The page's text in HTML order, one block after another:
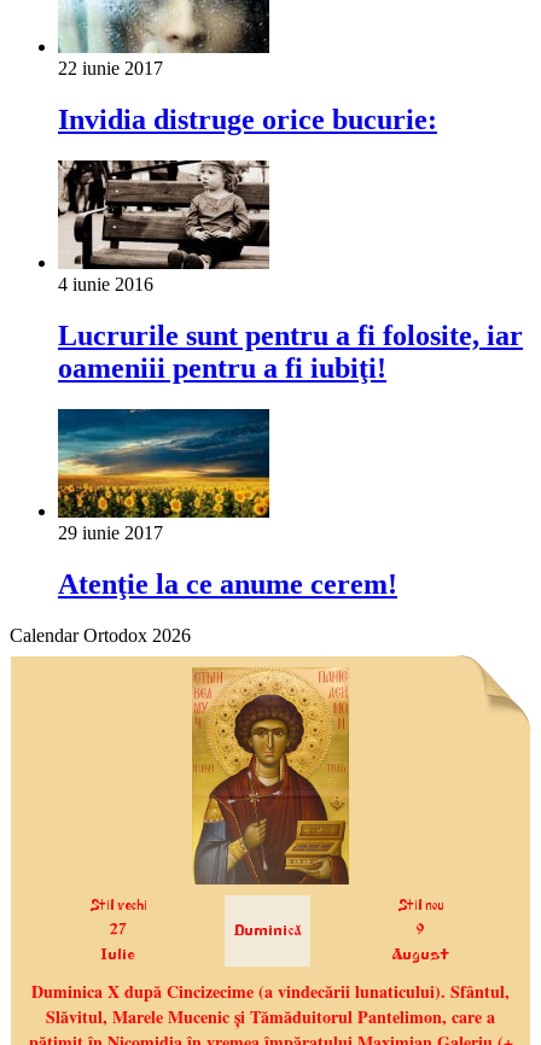
22 iunie 2017
Invidia distruge orice bucurie:
4 iunie 2016
Lucrurile sunt pentru a fi folosite, iar
oameniii pentru a fi iubiţi!
29 iunie 2017
Atenţie la ce anume cerem!
Calendar Ortodox 2026